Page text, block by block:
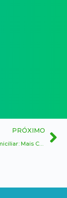
PRÓXIMO
Fisioterapia Domiciliar: Mais Conforto, Segurança e Qualidade de Vida para Idosos